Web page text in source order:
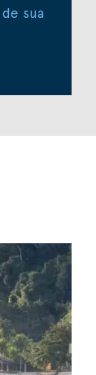
sua